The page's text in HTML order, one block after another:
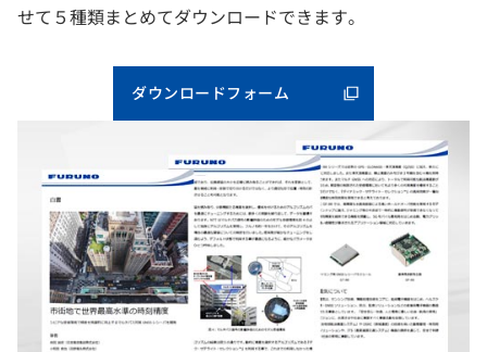
せて５種類まとめてダウンロードできます。
ダウンロードフォーム